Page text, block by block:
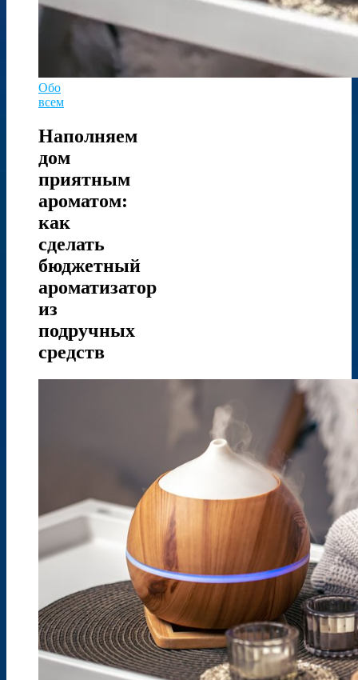
Обо
всем
Наполняем
дом
приятным
ароматом:
как
сделать
бюджетный
ароматизатор
из
подручных
средств